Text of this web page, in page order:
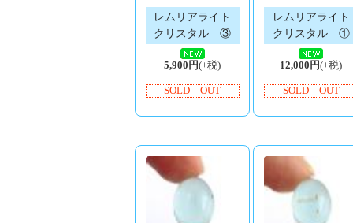
レムリアライト
クリスタル ③
5,900円(+税)
SOLD OUT
レムリアライト
クリスタル ①
12,000円(+税)
SOLD OUT